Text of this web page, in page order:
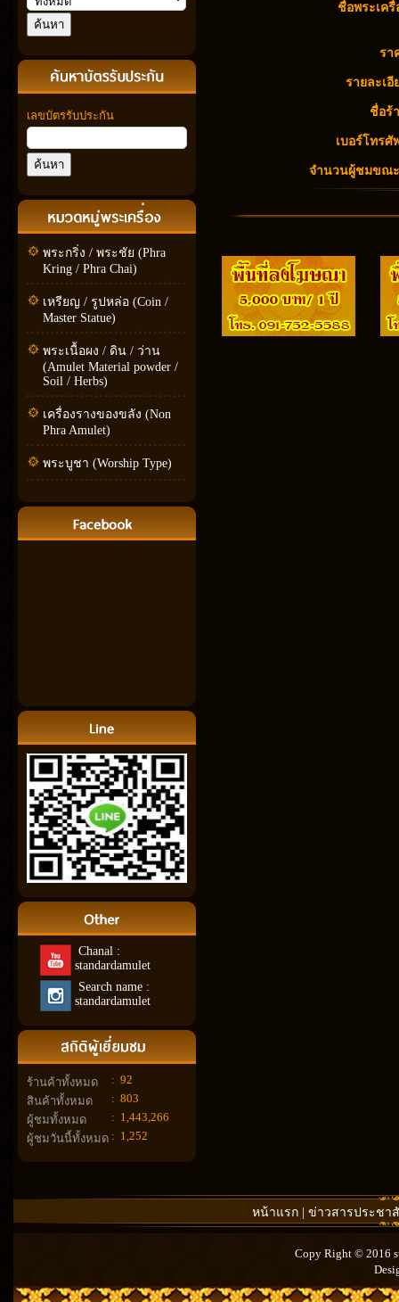
เลขบัตรรับประกัน
พระกริ่ง / พระชัย (Phra
Kring / Phra Chai)
เหรียญ / รูปหล่อ (Coin /
Master Statue)
พระเนื้อผง / ดิน / ว่าน
(Amulet Material powder /
Soil / Herbs)
เครื่องรางของขลัง (Non
Phra Amulet)
พระบูชา (Worship Type)
Chanal :
standardamulet
Search name :
standardamulet
ร้านค้าทั้งหมด : 92
สินค้าทั้งหมด
: 803
ผู้ชมทั้งหมด
: 1,443,266
ผู้ชมวันนี้ทั้งหมด : 1,252
ชื่อพระเครื่
รา
รายละเอี
ชื่อร้
เบอร์โทรศั
จำนวนผู้ชมขณ
หน้าแรก| ข่าวสารประชา
Copy Right © 2016